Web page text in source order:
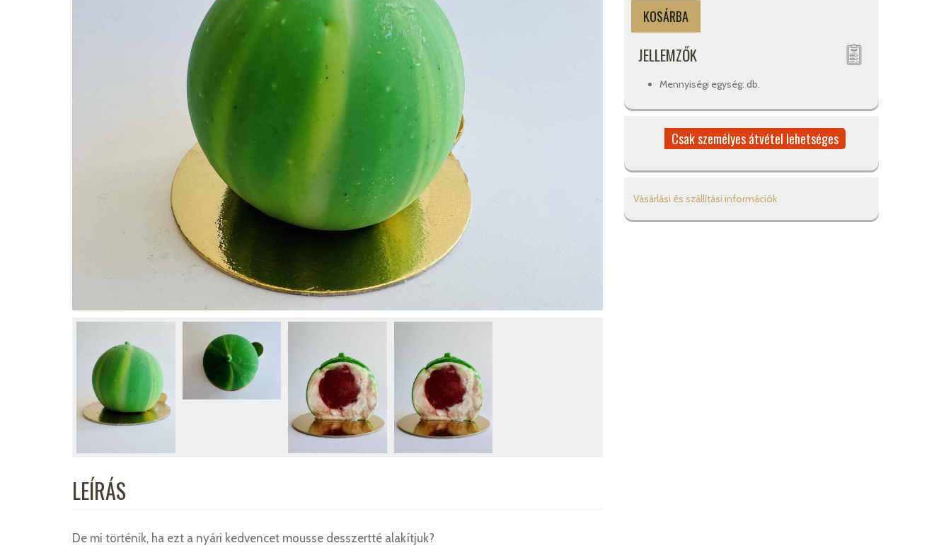
LEÍRÁS
De mi történik, ha ezt a nyári kedvencet mousse desszertté alakítjuk?
JELLEMZŐK
Mennyiségi egység: db.
Csak személyes átvétel lehetséges
Vásárlási és szállítási információk